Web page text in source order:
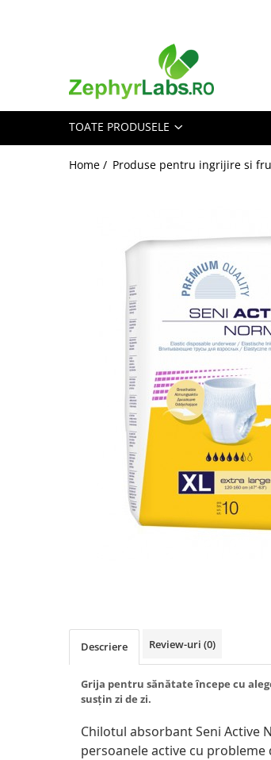
Alimentatie sanatoasa
Hrana pentru bebelusi
Suplimente alimentare copii
Produse antiparazitare
Produse pentru ingrijire si
Igiena intima
Produse anti-insecte
Protectie solara
Altele-Produse pentru ingrijire si
TOATE PRODUSELE
Home / Produse pentru ingrijire si
Descriere Review-uri (0)
Grija pentru sănătate începe cu
susțin zi de zi.
Chilotul absorbant Seni Active
persoanele active cu